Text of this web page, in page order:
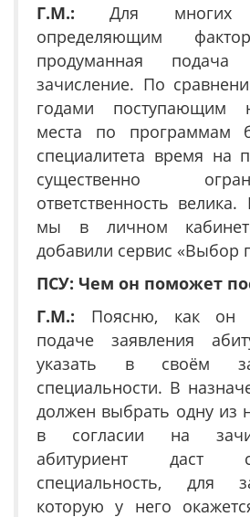
Г.М.: Для многих
определяющим
продуманная
зачисление. По
годами поступающим
места по программам
специалитета время на
существенно
ответственность
мы в личном
добавили сервис «Выбор
ПСУ: Чем он поможет
Г.М.: Поясню, как он
подаче заявления
указать в своём
специальности. В
должен выбрать одну из
в согласии на
абитуриент даст
специальность, для
которую у него